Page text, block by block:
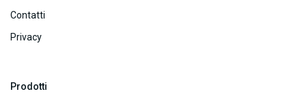
Contatti
Privacy
Prodotti